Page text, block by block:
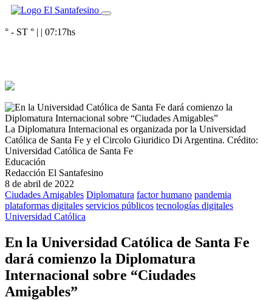
° - ST ° | | 07:17hs
La Diplomatura Internacional es organizada por la Universidad
Católica de Santa Fe y el Circolo Giuridico Di Argentina. Crédito:
Universidad Católica de Santa Fe
Educación
Redacción El Santafesino
8 de abril de 2022
Ciudades Amigables Diplomatura factor humano pandemia
plataformas digitales servicios públicos tecnologías digitales
Universidad Católica
En la Universidad Católica de Santa Fe
dará comienzo la Diplomatura
Internacional sobre “Ciudades
Amigables”